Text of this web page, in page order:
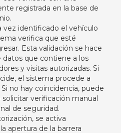
registrada en la base de
vez identificado el vehículo
verifica que esté
Esta validación se hace
datos que contiene a los
y visitas autorizadas. Si
el sistema procede a
no hay coincidencia, puede
verificación manual
de seguridad.
se activa
apertura de la barrera